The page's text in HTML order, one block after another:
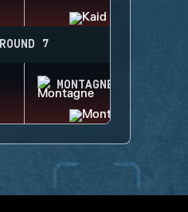
ROUND 7
MONTAGNE